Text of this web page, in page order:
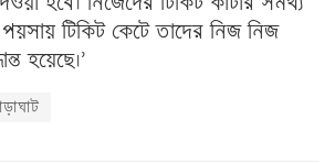
টিকিট কেটে তাদের নিজ নিজ
হয়েছে।’